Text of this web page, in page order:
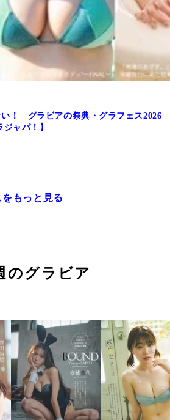
い！ グラビアの祭典・グラフェス2026
ャパ！】
もっと見る
のグラビア